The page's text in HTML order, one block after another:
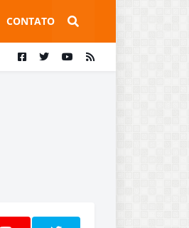
CONTATO